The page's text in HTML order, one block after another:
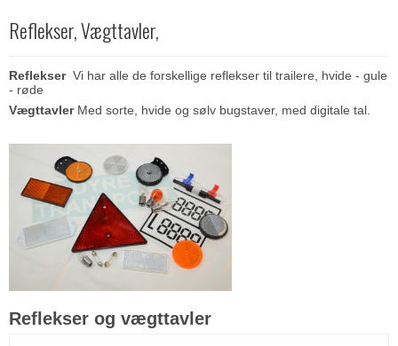
Reflekser, Vægttavler,
Reflekser Vi har alle de forskellige reflekser til trailere, hvide - gule
- røde
VægttavlerMed sorte, hvide og sølv bugstaver, med digitale tal.
Reflekser og vægttavler